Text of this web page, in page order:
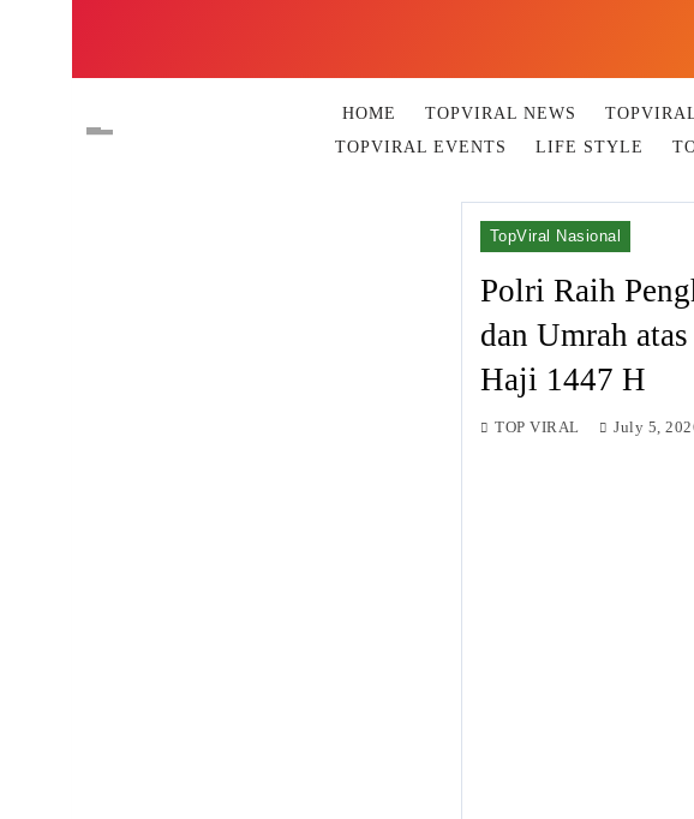
HOME TOPVIRAL NEWS
TOPVIRAL EVENTS
LIFE STYLE
TopViral Nasional
Polri Raih
dan Umrah
Haji 1447 H
TOP VIRAL July 5,